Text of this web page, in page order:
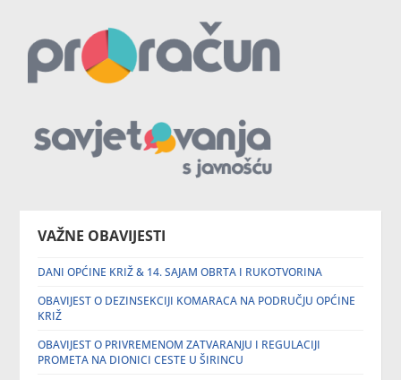
VAŽNE OBAVIJESTI
DANI OPĆINE KRIŽ & 14. SAJAM OBRTA I RUKOTVORINA
OBAVIJEST O DEZINSEKCIJI KOMARACA NA PODRUČJU OPĆINE
KRIŽ
OBAVIJEST O PRIVREMENOM ZATVARANJU I REGULACIJI
PROMETA NA DIONICI CESTE U ŠIRINCU